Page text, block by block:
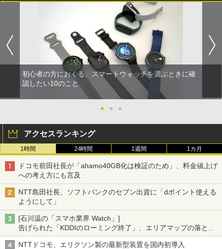
初心者の方におくる、スマートウォッチを選ぶときに確
認したい10のこと
● ● ●
アクセスランキング
1時間 24時間 1週間 1カ月
ドコモ前田社長が「ahamo40GB化は検証のため」、料金値上げ
への考え方にも言及
NTT島田社長、ソフトバンクのセブン出資に「dポイント使える
ようにして」
[石川温の「スマホ業界 Watch」]
告げられた「KDDIのローミング終了」、エリアマップの落とし
穴と楽天モバイルの課題
NTTドコモ、エリクソン製の最新型装置を国内初導入